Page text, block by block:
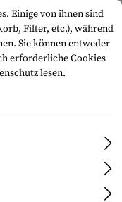
Black Tac
Einige von ihnen sind
Filter, etc.), während
Sie können entweder
erforderliche Cookies
lesen.